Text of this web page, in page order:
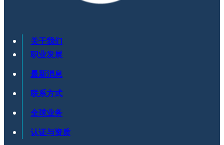
关于我们
职业发展
最新消息
联系方式
全球业务
认证与资质